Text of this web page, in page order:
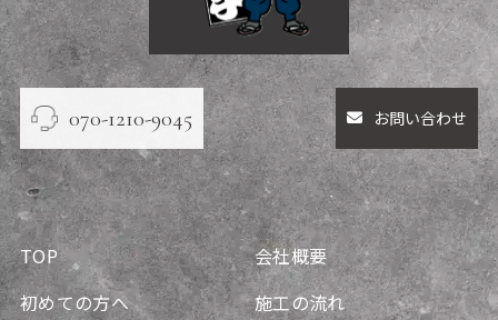
070-1210-9045 お問い合わせ
TOP
会社概要
初めての方へ
施工の流れ